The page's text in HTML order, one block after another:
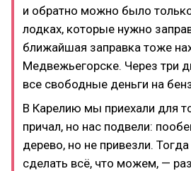
и обратно можно было
лодках, которые нужно
ближайшая заправка тоже
Медвежьегорске. Через три
все свободные деньги на
В Карелию мы приехали для
причал, но нас подвели:
дерево, но не привезли.
сделать всё, что можем, —